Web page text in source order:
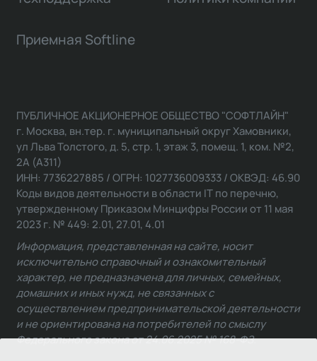
Приемная Softline
ПУБЛИЧНОЕ АКЦИОНЕРНОЕ ОБЩЕСТВО "СОФТЛАЙН"
г. Москва, вн.тер. г. муниципальный округ Хамовники,
ул Льва Толстого, д. 5, стр. 1, этаж 3, помещ. 1, ком. №2,
2А (А311)
ИНН: 7736227885 / ОГРН: 1027736009333 / ОКВЭД: 46.90
Коды видов деятельности в области IT по перечню,
утвержденному Приказом Минцифры России от 11 мая
2023 г. № 449: 2.01, 27.01, 4.01
Информация, представленная на сайте, носит
исключительно справочный и ознакомительный
характер, не предназначена для личных, семейных,
домашних и иных нужд, не связанных с
осуществлением предпринимательской деятельности
и не ориентирована на потребителей по смыслу
Федерального закона от 24.06.2025 № 168-ФЗ.